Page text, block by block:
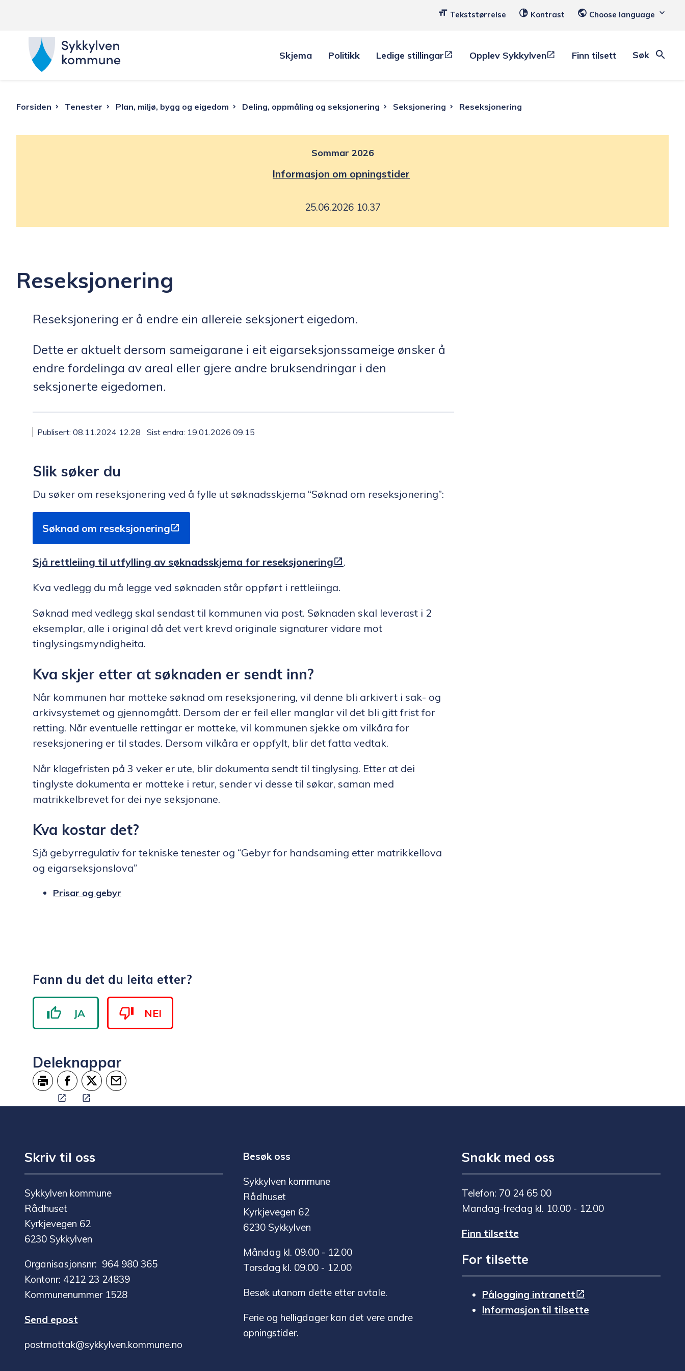
Tekststørrelse Kontrast Choose language
k
e
k
m
m
u
n
e
Skjema Politikk Ledige stillingar Opplev Sykkylven Finn tilsett Søk
Du
Forsiden Tenester Plan, miljø, bygg og eigedom Deling, oppmåling og seksjonering Seksjonering Reseksjonering
Sommar 2026
Informasjon om opningstider
25.06.2026 10.37
Reseksjonering
Reseksjonering er å endre ein allereie seksjonert eigedom.
Dette er aktuelt dersom sameigarane i eit eigarseksjonssameige ønsker å
endre fordelinga av areal eller gjere andre bruksendringar i den
seksjonerte eigedomen.
Publisert 08.11.2024 12.28 Sist endra 19.01.2026 09.15
Slik søker du
Du søker om reseksjonering ved å fylle ut søknadsskjema “Søknad om reseksjonering”:
Søknad om reseksjonering
Sjå rettleiing til utfylling av søknadsskjema for reseksjonering
.
Kva vedlegg du må legge ved søknaden står oppført i rettleiinga.
Søknad med vedlegg skal sendast til kommunen via post. Søknaden skal leverast i 2
eksemplar, alle i original då det vert krevd originale signaturer vidare mot
tinglysingsmyndigheita.
Kva skjer etter at søknaden er sendt inn?
Når kommunen har motteke søknad om reseksjonering, vil denne bli arkivert i sak- og
arkivsystemet og gjennomgått. Dersom der er feil eller manglar vil det bli gitt frist for
retting. Når eventuelle rettingar er motteke, vil kommunen sjekke om vilkåra for
reseksjonering er til stades. Dersom vilkåra er oppfylt, blir det fatta vedtak.
Når klagefristen på 3 veker er ute, blir dokumenta sendt til tinglysing. Etter at dei
tinglyste dokumenta er motteke i retur, sender vi desse til søkar, saman med
matrikkelbrevet for dei nye seksjonane.
Kva kostar det?
Sjå gebyrregulativ for tekniske tenester og “Gebyr for handsaming etter matrikkellova
og eigarseksjonslova”
Prisar og gebyr
Fann du det du leita etter?
JA NEI
Deleknappar
Skriv utDel på Facebook
Del på Twitter
Skriv til oss
Sykkylven kommune
Rådhuset
Kyrkjevegen 62
6230 Sykkylven
Organisasjonsnr: 964 980 365
Kontonr: 4212 23 24839
Kommunenummer 1528
Send epost
postmottak@sykkylven.kommune.no
Besøk oss
Sykkylven kommune
Rådhuset
Kyrkjevegen 62
6230 Sykkylven
Måndag kl. 09.00 - 12.00
Torsdag kl. 09.00 - 12.00
Besøk utanom dette etter avtale.
Ferie og helligdager kan det vere andre
opningstider.
Snakk med oss
Telefon: 70 24 65 00
Mandag-fredag kl. 10.00 - 12.00
Finn tilsette
For tilsette
Pålogging intranett
Informasjon til tilsette